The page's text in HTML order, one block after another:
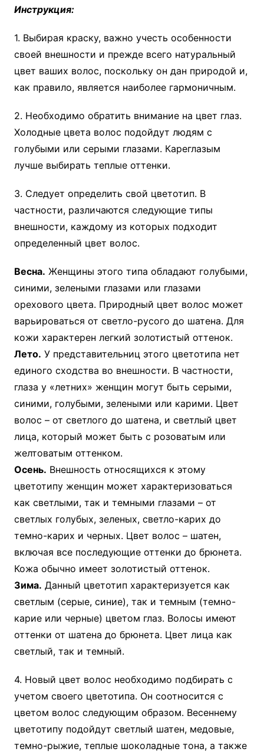
Инструкция:
1. Выбирая краску, важно учесть особенности
своей внешности и прежде всего натуральный
цвет ваших волос, поскольку он дан природой и,
как правило, является наиболее гармоничным.
2. Необходимо обратить внимание на цвет глаз.
Холодные цвета волос подойдут людям с
голубыми или серыми глазами. Кареглазым
лучше выбирать теплые оттенки.
3. Следует определить свой цветотип. В
частности, различаются следующие типы
внешности, каждому из которых подходит
определенный цвет волос.
Весна. Женщины этого типа обладают голубыми,
синими, зелеными глазами или глазами
орехового цвета. Природный цвет волос может
варьироваться от светло-русого до шатена. Для
кожи характерен легкий золотистый оттенок.
Лето. У представительниц этого цветотипа нет
единого сходства во внешности. В частности,
глаза у «летних» женщин могут быть серыми,
синими, голубыми, зелеными или карими. Цвет
волос – от светлого до шатена, и светлый цвет
лица, который может быть с розоватым или
желтоватым оттенком.
Осень. Внешность относящихся к этому
цветотипу женщин может характеризоваться
как светлыми, так и темными глазами – от
светлых голубых, зеленых, светло-карих до
темно-карих и черных. Цвет волос – шатен,
включая все последующие оттенки до брюнета.
Кожа обычно имеет золотистый оттенок.
Зима. Данный цветотип характеризуется как
светлым (серые, синие), так и темным (темно-
карие или черные) цветом глаз. Волосы имеют
оттенки от шатена до брюнета. Цвет лица как
светлый, так и темный.
4. Новый цвет волос необходимо подбирать с
учетом своего цветотипа. Он соотносится с
цветом волос следующим образом. Весеннему
цветотипу подойдут светлый шатен, медовые,
темно-рыжие, теплые шоколадные тона, а также